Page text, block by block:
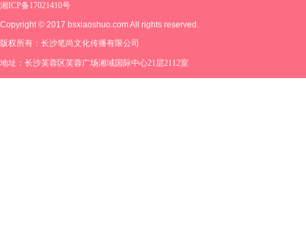
湘ICP备17021410号
Copyright © 2017 bsxiaoshuo.com All rights reserved.
版权所有：长沙笔尚文化传播有限公司
地址：长沙芙蓉区芙蓉广场湘域国际中心21层2112室